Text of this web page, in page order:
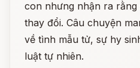
con nhưng nhận ra
thay đổi. Câu chuyện
về tình mẫu tử, sự hy
luật tự nhiên.